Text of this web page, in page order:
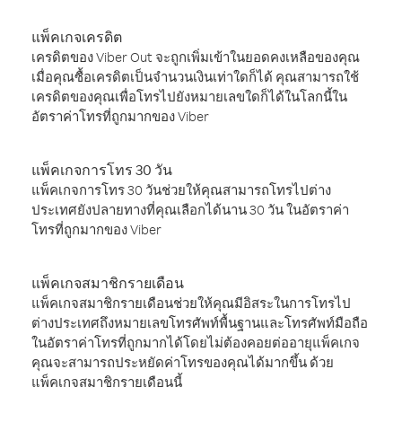
แพ็คเกจเครดิต
เครดิตของ Viber Out จะถูกเพิ่มเข้าในยอดคงเหลือของคุณ
เมื่อคุณซื้อเครดิตเป็นจำนวนเงินเท่าใดก็ได้ คุณสามารถใช้
เครดิตของคุณเพื่อโทรไปยังหมายเลขใดก็ได้ในโลกนี้ใน
อัตราค่าโทรที่ถูกมากของ Viber
แพ็คเกจการโทร 30 วัน
แพ็คเกจการโทร 30 วันช่วยให้คุณสามารถโทรไปต่าง
ประเทศยังปลายทางที่คุณเลือกได้นาน 30 วัน ในอัตราค่า
โทรที่ถูกมากของ Viber
แพ็คเกจสมาชิกรายเดือน
แพ็คเกจสมาชิกรายเดือนช่วยให้คุณมีอิสระในการโทรไป
ต่างประเทศถึงหมายเลขโทรศัพท์พื้นฐานและโทรศัพท์มือถือ
ในอัตราค่าโทรที่ถูกมากได้โดยไม่ต้องคอยต่ออายุแพ็คเกจ
คุณจะสามารถประหยัดค่าโทรของคุณได้มากขึ้น ด้วย
แพ็คเกจสมาชิกรายเดือนนี้